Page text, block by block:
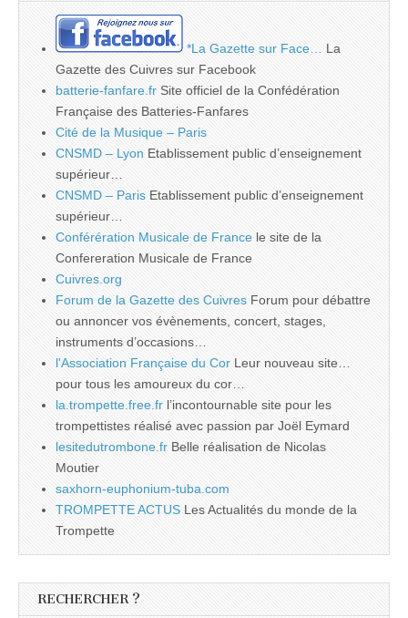
*La Gazette sur Face…
La
Gazette des Cuivres sur Facebook
batterie-fanfare.fr Site officiel de la Confédération
Française des Batteries-Fanfares
Cité de la Musique – Paris
CNSMD – Lyon Etablissement public d’enseignement
supérieur…
CNSMD – Paris Etablissement public d’enseignement
supérieur…
Conférération Musicale de France le site de la
Confereration Musicale de France
Cuivres.org
Forum de la Gazette des Cuivres Forum pour débattre
ou annoncer vos évènements, concert, stages,
instruments d’occasions…
l'Association Française du Cor Leur nouveau site…
pour tous les amoureux du cor…
la.trompette.free.fr l’incontournable site pour les
trompettistes réalisé avec passion par Joël Eymard
lesitedutrombone.fr Belle réalisation de Nicolas
Moutier
saxhorn-euphonium-tuba.com
TROMPETTE ACTUS Les Actualités du monde de la
Trompette
RECHERCHER ?